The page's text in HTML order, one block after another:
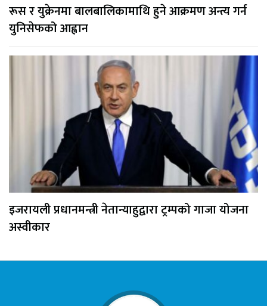
रूस र युक्रेनमा बालबालिकामाथि हुने आक्रमण अन्त्य गर्न
युनिसेफको आह्वान
इजरायली प्रधानमन्त्री नेतान्याहुद्वारा ट्रम्पको गाजा योजना
अस्वीकार